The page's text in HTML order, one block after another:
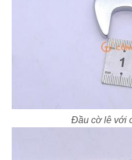
Đầu cờ lê với